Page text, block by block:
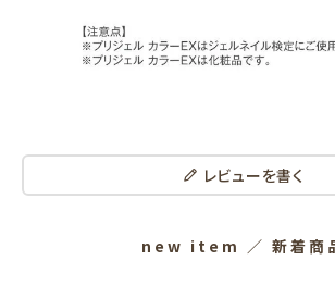
レビューを書く
new item ／ 新着商